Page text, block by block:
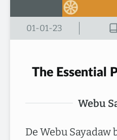
01-01-23
The Essential
Webu
De Webu Sayadaw